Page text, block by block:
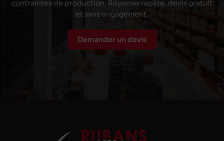
contraintes de production. Réponse rapide, devis gratuit
et sans engagement.
Demander un devis